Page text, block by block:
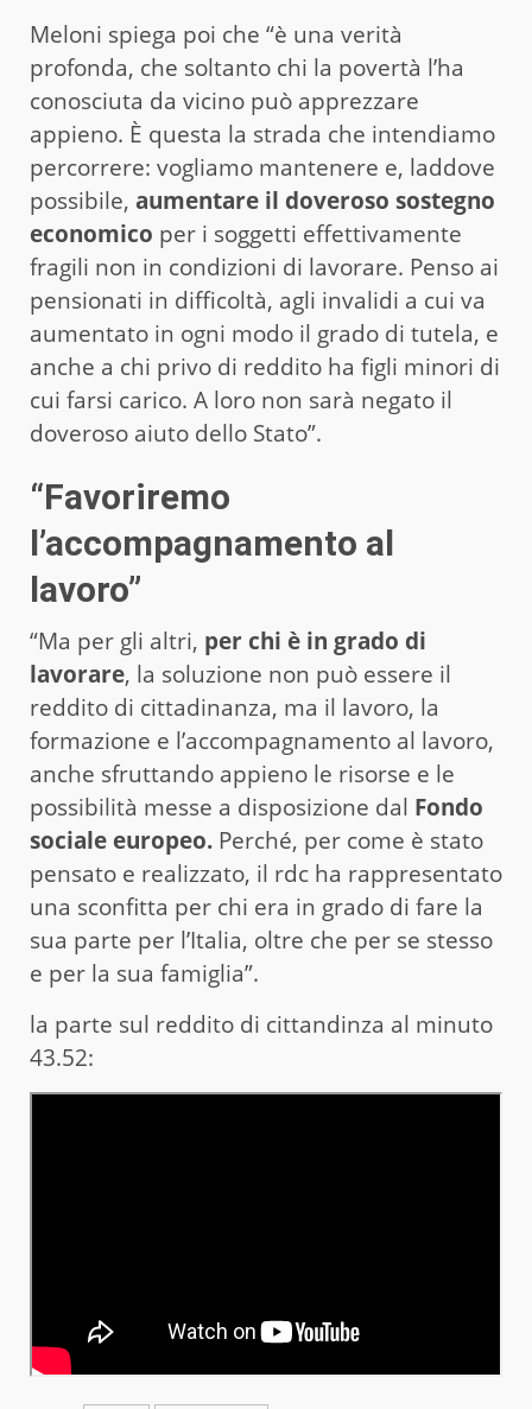
Meloni spiega poi che “è una verità
profonda, che soltanto chi la povertà l’ha
conosciuta da vicino può apprezzare
appieno. È questa la strada che intendiamo
percorrere: vogliamo mantenere e, laddove
possibile, aumentare il doveroso sostegno
economico per i soggetti effettivamente
fragili non in condizioni di lavorare. Penso ai
pensionati in difficoltà, agli invalidi a cui va
aumentato in ogni modo il grado di tutela, e
anche a chi privo di reddito ha figli minori di
cui farsi carico. A loro non sarà negato il
doveroso aiuto dello Stato”.
“Favoriremo
l’accompagnamento al
lavoro”
“Ma per gli altri, per chi è in grado di
lavorare, la soluzione non può essere il
reddito di cittadinanza, ma il lavoro, la
formazione e l’accompagnamento al lavoro,
anche sfruttando appieno le risorse e le
possibilità messe a disposizione dal Fondo
sociale europeo. Perché, per come è stato
pensato e realizzato, il rdc ha rappresentato
una sconfitta per chi era in grado di fare la
sua parte per l’Italia, oltre che per se stesso
e per la sua famiglia”.
la parte sul reddito di cittandinza al minuto
43.52: